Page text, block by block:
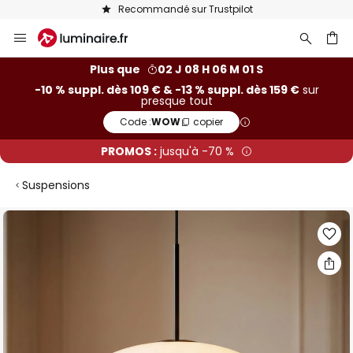
Recommandé sur Trustpilot
Allez
au
Plus que
02 J 08 H 06 M 00 S
-10 % suppl. dès 109 € & -13 % suppl. dès 159 €sur
presque tout
Code :WOW copier
PROMOS : jusqu'à -70 %
Suspensions
Skip